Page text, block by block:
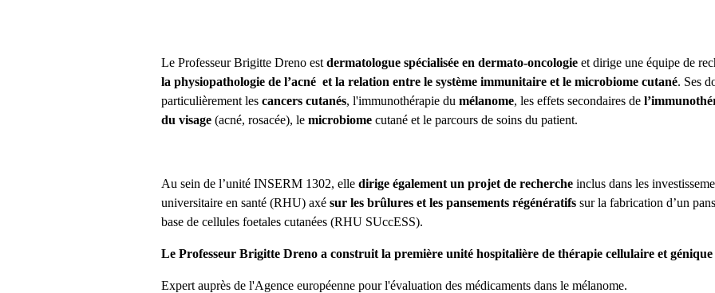
Le Professeur Brigitte Dreno est dermatologue spécialisée en dermato-oncologie et dirige une équipe de
la physiopathologie de l’acné et la relation entre le système immunitaire et le microbiome cutané. Ses
particulièrement les cancers cutanés, l'immunothérapie du mélanome, les effets secondaires de
du visage (acné, rosacée), le microbiome cutané et le parcours de soins du patient.
Au sein de l’unité INSERM 1302, elle dirige également un projet de recherche inclus dans les
universitaire en santé (RHU) axé sur les brûlures et les pansements régénératifs sur la fabrication d’un
base de cellules foetales cutanées (RHU SUccESS).
Le Professeur Brigitte Dreno a construit la première unité hospitalière de thérapie cellulaire et
Expert auprès de l'Agence européenne pour l'évaluation des médicaments dans le mélanome.